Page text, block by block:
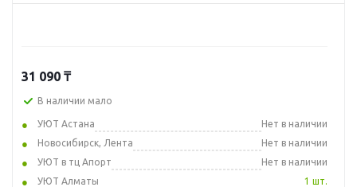
31 090 ₸
В наличии мало
УЮТ Астана
Нет в наличии
Новосибирск, Лента
Нет в наличии
УЮТ в тц Апорт
Нет в наличии
УЮТ Алматы
1 шт.